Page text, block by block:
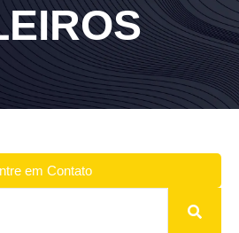
em Contato